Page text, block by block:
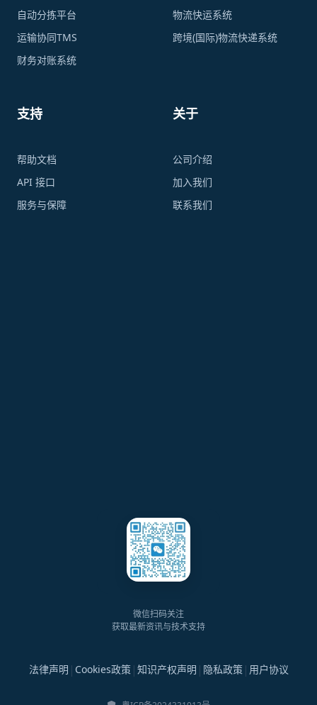
自动分拣平台
运输协同TMS
财务对账系统
物流快运系统
跨境(国际)物流快递系统
支持
帮助文档
API 接口
服务与保障
关于
公司介绍
加入我们
联系我们
微信扫码关注
获取最新资讯与技术支持
法律声明 | Cookies政策| 知识产权声明 | 隐私政策| 用户协议